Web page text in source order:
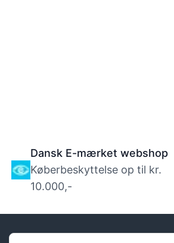
Dansk E-mærket webshop
Køberbeskyttelse op til kr.
10.000,-